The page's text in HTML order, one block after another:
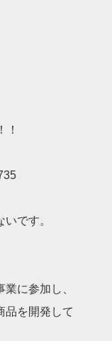
！
です。
に参加し、
品を開発して